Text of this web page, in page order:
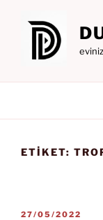
ETIKET:
YAYIM
27/05/2022